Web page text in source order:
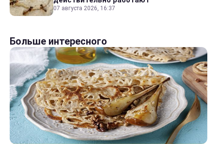
07 августа 2026, 16:37
Больше интересного